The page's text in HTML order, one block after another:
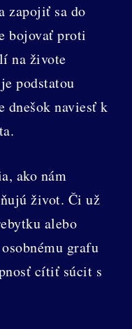
zapojiť sa do
bojovať proti
na živote
podstatou
dnešok naviesť k
ako nám
život. Či už
alebo
grafu
cítiť súcit s